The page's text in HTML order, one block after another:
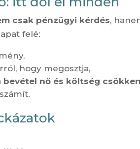
csak pénzügyi kérdés,
felé:
hogy megosztja,
bevétel nő és költség csökken